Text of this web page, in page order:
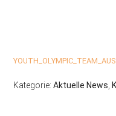
Kategorie:Aktuelle News